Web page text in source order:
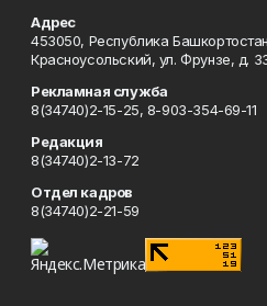
Адрес
453050, Республика
Красноусольский, ул. Фрунзе, д.
Рекламная служба
8(34740)2-15-25, 8-903-354-69-11
Редакция
8(34740)2-13-72
Отдел кадров
8(34740)2-21-59